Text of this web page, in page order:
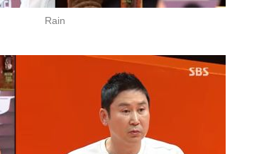
Rain